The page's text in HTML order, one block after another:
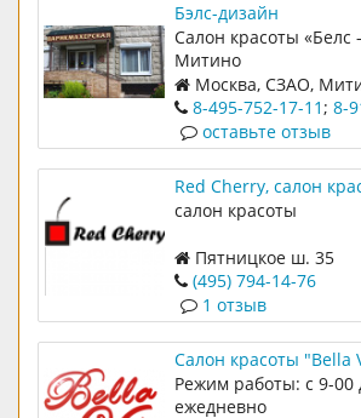
Бэлс-дизайн
Салон красоты «Белс
Митино
Москва, СЗАО,
Барышиха, д 22, корп
8-495-752-17-11; 8-
оставьте отзыв
Red Cherry, салон
салон красоты
Пятницкое ш. 35
(495) 794-14-76
1 отзыв
Салон красоты "Bella
Режим работы: с 9-00
ежедневно